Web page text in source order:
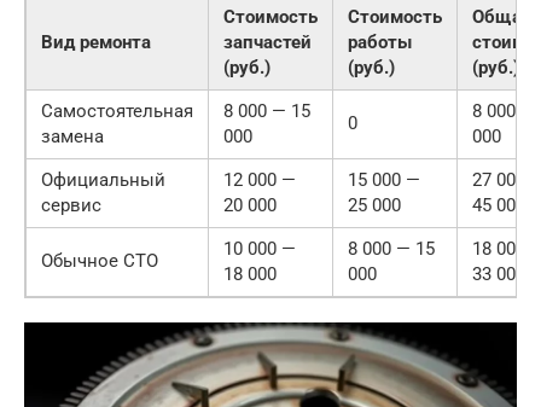
Вид ремонта
Стоимость
запчастей
(руб.)
Стоимость
работы
(руб.)
Общая
(руб.)
Самостоятельная
замена
8 000 — 15
000
0
8 000 —
000
Официальный
сервис
12 000 —
20 000
15 000 —
25 000
27 000
45 000
Обычное СТО
10 000 —
18 000
8 000 — 15
000
18 000
33 000